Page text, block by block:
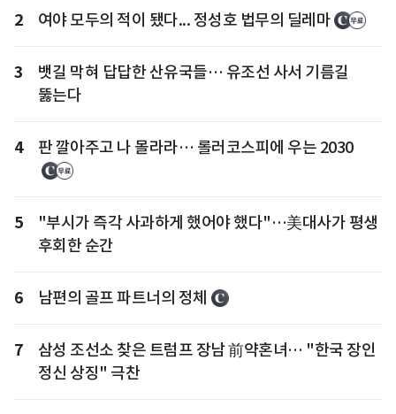
2 여야 모두의 적이 됐다... 정성호 법무의 딜레마
3
뱃길 막혀 답답한 산유국들… 유조선 사서 기름길
뚫는다
4 판 깔아주고 나 몰라라… 롤러코스피에 우는 2030
5
"부시가 즉각 사과하게 했어야 했다"…美대사가 평생
후회한 순간
6 남편의 골프 파트너의 정체
7
삼성 조선소 찾은 트럼프 장남 前약혼녀… "한국 장인
정신 상징" 극찬